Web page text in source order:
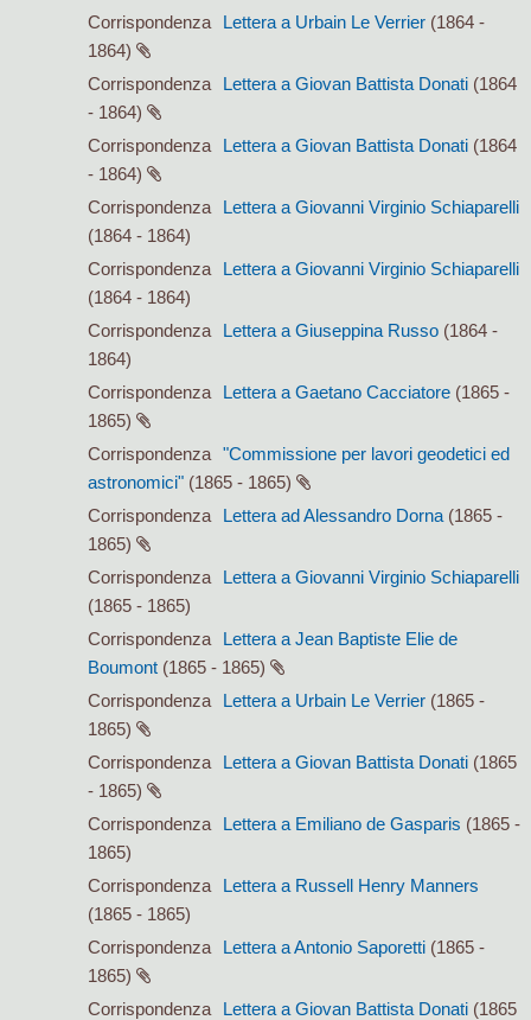
Corrispondenza Lettera a Urbain Le Verrier (1864 -
1864)
Corrispondenza
Lettera a Giovan Battista Donati (1864
- 1864)
Corrispondenza
Lettera a Giovan Battista Donati (1864
- 1864)
Corrispondenza
Lettera a Giovanni Virginio Schiaparelli
(1864 - 1864)
Corrispondenza
Lettera a Giovanni Virginio Schiaparelli
(1864 - 1864)
Corrispondenza
Lettera a Giuseppina Russo (1864 -
1864)
Corrispondenza
Lettera a Gaetano Cacciatore (1865 -
1865)
Corrispondenza
"Commissione per lavori geodetici ed
astronomici" (1865 - 1865)
Corrispondenza
Lettera ad Alessandro Dorna (1865 -
1865)
Corrispondenza
Lettera a Giovanni Virginio Schiaparelli
(1865 - 1865)
Corrispondenza
Lettera a Jean Baptiste Elie de
Boumont (1865 - 1865)
Corrispondenza
Lettera a Urbain Le Verrier (1865 -
1865)
Corrispondenza
Lettera a Giovan Battista Donati (1865
- 1865)
Corrispondenza
Lettera a Emiliano de Gasparis (1865 -
1865)
Corrispondenza
Lettera a Russell Henry Manners
(1865 - 1865)
Corrispondenza
Lettera a Antonio Saporetti (1865 -
1865)
Corrispondenza
Lettera a Giovan Battista Donati (1865